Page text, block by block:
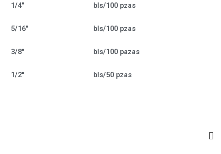
1/4" bls/100 pzas
5/16" bls/100 pzas
3/8" bls/100 pazas
1/2" bls/50 pzas